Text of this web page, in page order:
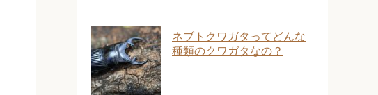
ネブトクワガタってどんな
種類のクワガタなの？